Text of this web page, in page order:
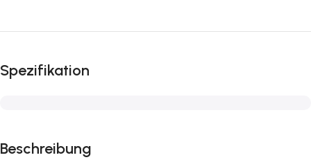
Spezifikation
Beschreibung